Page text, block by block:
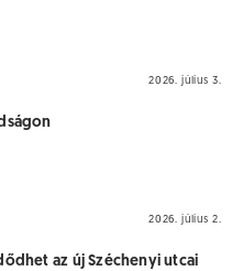
2026. július 3.
2026. július 2.
az új Széchenyi utcai